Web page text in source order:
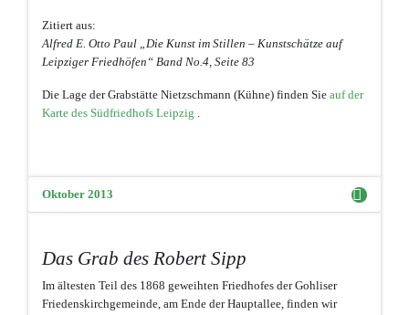
Zitiert aus:
Alfred E. Otto Paul „Die Kunst im Stillen – Kunstschätze auf
Leipziger Friedhöfen“ Band No.4, Seite 83
Die Lage der Grabstätte Nietzschmann (Kühne) finden Sie auf der
Karte des Südfriedhofs Leipzig
Oktober 2013
Das Grab des Robert Sipp
Im ältesten Teil des 1868 geweihten Friedhofes der Gohliser
Friedenskirchgemeinde, am Ende der Hauptallee, finden wir